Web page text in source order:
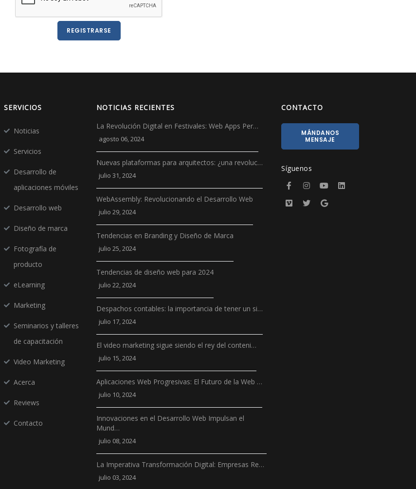
REGISTRARSE
SERVICIOS
Noticias
Servicios
Desarrollo de
aplicaciones móviles
Desarrollo web
Diseño de marca
Fotografía de
producto
eLearning
Marketing
Seminarios y talleres
de capacitación
Video Marketing
Acerca
Reviews
Contacto
NOTICIAS RECIENTES
La Revolución Digital en Festivales: Web Apps Per…
agosto 06, 2024
Nuevas plataformas para arquitectos: ¿una revoluc…
julio 31, 2024
WebAssembly: Revolucionando el Desarrollo Web
julio 29, 2024
Tendencias en Branding y Diseño de Marca
julio 25, 2024
Tendencias de diseño web para 2024
julio 22, 2024
Despachos contables: la importancia de tener un si…
julio 17, 2024
El video marketing sigue siendo el rey del conteni…
julio 15, 2024
Aplicaciones Web Progresivas: El Futuro de la Web …
julio 10, 2024
Innovaciones en el Desarrollo Web Impulsan el
Mund…
julio 08, 2024
La Imperativa Transformación Digital: Empresas Re…
julio 03, 2024
CONTACTO
MÁNDANOS
MENSAJE
Síguenos